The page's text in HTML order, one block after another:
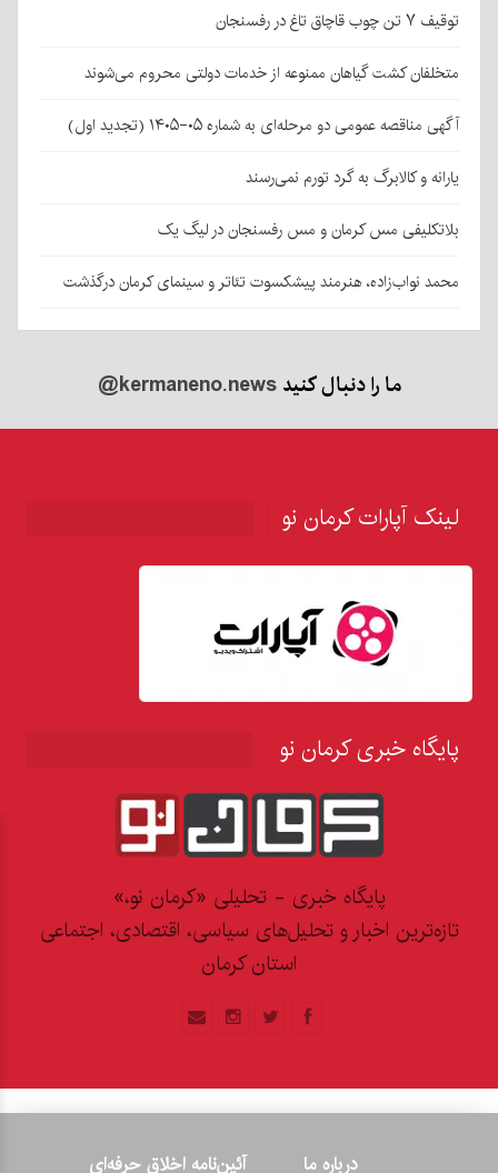
توقیف ۷ تن چوب قاچاق تاغ در رفسنجان
متخلفان کشت گیاهان ممنوعه از خدمات دولتی محروم می‌شوند
آگهی مناقصه عمومی دو مرحله‌ای به شماره ۰۵-۱۴۰۵ (تجدید اول)
یارانه و کالابرگ به گرد تورم نمی‌رسند
بلاتکلیفی مس کرمان و مس رفسنجان در لیگ یک
محمد نواب‌زاده، هنرمند پیشکسوت تئاتر و سینمای کرمان درگذشت
ما را دنبال کنید@kermaneno.news
لینک آپارات کرمان نو
پایگاه خبری کرمان نو
پایگاه خبری - تحلیلی «کرمان نو،»
تازه‌ترین اخبار و تحلیل‌های سیاسی، اقتصادی، اجتماعی
استان کرمان
درباره ما آئین‌نامه اخلاق حرفه‌ای